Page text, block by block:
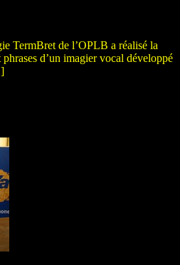
TermBret de l’OPLB a réalisé la
d’un imagier vocal développé